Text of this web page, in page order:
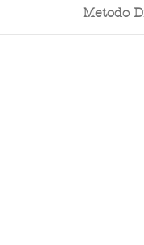
Metodo